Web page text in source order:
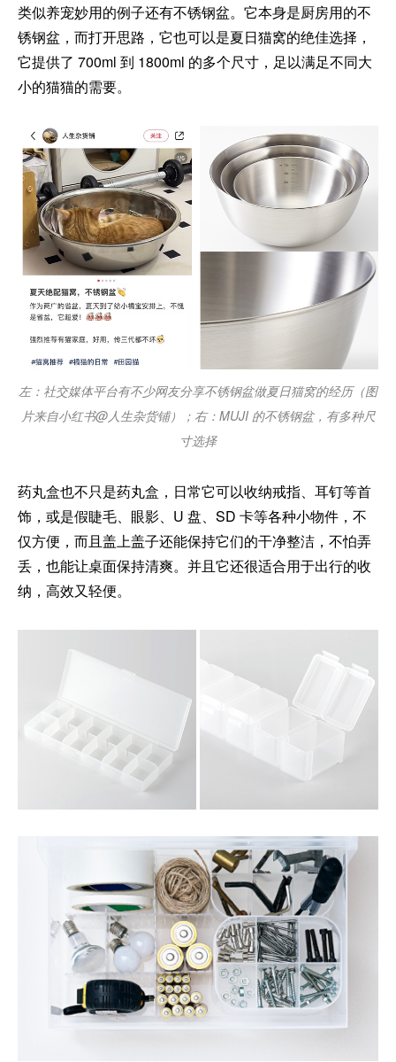
类似养宠妙用的例子还有不锈钢盆。它本身是厨房用的不
锈钢盆，而打开思路，它也可以是夏日猫窝的绝佳选择，
它提供了 700ml 到 1800ml 的多个尺寸，足以满足不同大
小的猫猫的需要。
左：社交媒体平台有不少网友分享不锈钢盆做夏日猫窝的经历（图
片来自小红书@人生杂货铺）；右：MUJI 的不锈钢盆，有多种尺
寸选择
药丸盒也不只是药丸盒，日常它可以收纳戒指、耳钉等首
饰，或是假睫毛、眼影、U 盘、SD 卡等各种小物件，不
仅方便，而且盖上盖子还能保持它们的干净整洁，不怕弄
丢，也能让桌面保持清爽。并且它还很适合用于出行的收
纳，高效又轻便。